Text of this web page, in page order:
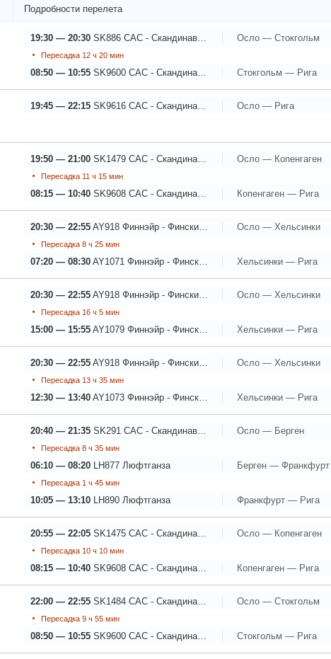
Подробности перелета
19:30 — 20:30 SK886 САС - Скандинавские Авиалинии Осло — Стокгольм
Пересадка 12 ч 20 мин
08:50 — 10:55 SK9600 САС - Скандинавские Авиалинии Стокгольм — Рига
19:45 — 22:15 SK9616 САС - Скандинавские Авиалинии Осло — Рига
19:50 — 21:00 SK1479 САС - Скандинавские Авиалинии Осло — Копенгаген
Пересадка 11 ч 15 мин
08:15 — 10:40 SK9608 САС - Скандинавские Авиалинии Копенгаген — Рига
20:30 — 22:55 AY918 Финнэйр - Финские авиалинии Осло — Хельсинки
Пересадка 8 ч 25 мин
07:20 — 08:30 AY1071 Финнэйр - Финские авиалинии Хельсинки — Рига
20:30 — 22:55 AY918 Финнэйр - Финские авиалинии Осло — Хельсинки
Пересадка 16 ч 5 мин
15:00 — 15:55 AY1079 Финнэйр - Финские авиалинии Хельсинки — Рига
20:30 — 22:55 AY918 Финнэйр - Финские авиалинии Осло — Хельсинки
Пересадка 13 ч 35 мин
12:30 — 13:40 AY1073 Финнэйр - Финские авиалинии Хельсинки — Рига
20:40 — 21:35 SK291 САС - Скандинавские Авиалинии Осло — Берген
Пересадка 8 ч 35 мин
06:10 — 08:20 LH877 Люфтганза Берген — Франкфурт
Пересадка 1 ч 45 мин
10:05 — 13:10 LH890 Люфтганза Франкфурт — Рига
20:55 — 22:05 SK1475 САС - Скандинавские Авиалинии Осло — Копенгаген
Пересадка 10 ч 10 мин
08:15 — 10:40 SK9608 САС - Скандинавские Авиалинии Копенгаген — Рига
22:00 — 22:55 SK1484 САС - Скандинавские Авиалинии Осло — Стокгольм
Пересадка 9 ч 55 мин
08:50 — 10:55 SK9600 САС - Скандинавские Авиалинии Стокгольм — Рига